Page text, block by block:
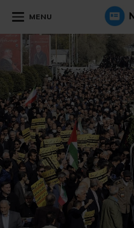
MENU